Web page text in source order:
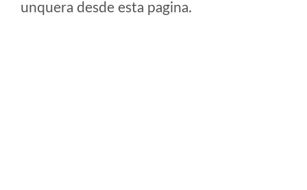
unquera desde esta pagina.